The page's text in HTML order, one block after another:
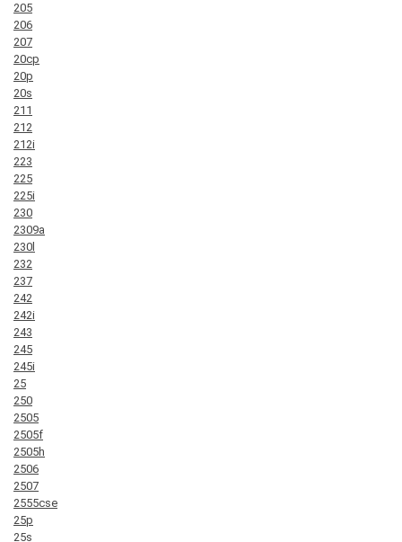
205
206
207
20cp
20p
20s
211
212
212i
223
225
225i
230
2309a
230l
232
237
242
242i
243
245
245i
25
250
2505
2505f
2505h
2506
2507
2555cse
25p
25s